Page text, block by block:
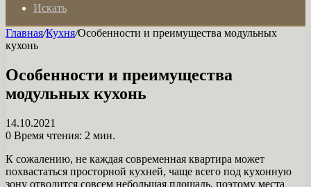
Искать
Главная/Кухня/Особенности и преимущества модульных
кухонь
Особенности и преимущества
модульных кухонь
14.10.2021
0 Время чтения: 2 мин.
К сожалению, не каждая современная квартира может
похвастаться просторной кухней, чаще всего под кухонную
зону отводится совсем небольшая площадь, поэтому места